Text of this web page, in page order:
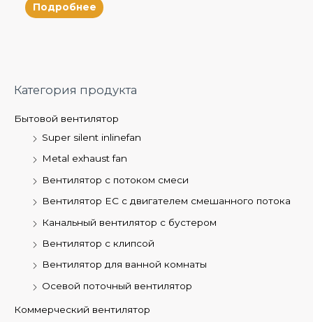
Категория продукта
Бытовой вентилятор
Super silent inlinefan
Metal exhaust fan
Вентилятор с потоком смеси
Вентилятор EC с двигателем смешанного потока
Канальный вентилятор с бустером
Вентилятор с клипсой
Вентилятор для ванной комнаты
Осевой поточный вентилятор
Коммерческий вентилятор
Подробнее